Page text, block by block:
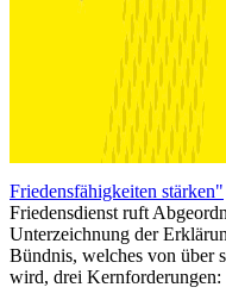
Friedensfähigkeiten stärken"
Friedensdienst ruft
Unterzeichnung der
Bündnis, welches von über
wird, drei Kernforderungen: